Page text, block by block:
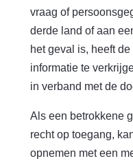
vraag of
derde land of aan
het geval is, heeft
informatie te
in verband met de
Als een betrokkene
recht op toegang,
opnemen met een